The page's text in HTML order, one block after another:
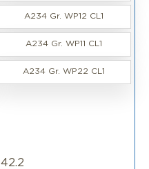
A234 Gr. WP12 CL1
A234 Gr. WP11 CL1
A234 Gr. WP22 CL1
42.2